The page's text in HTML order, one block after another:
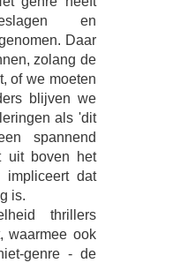
en
Daar
zolang de
of we moeten
blijven we
als 'dit
spannend
uit boven het
impliceert dat
is.
thrillers
waarmee ook
genre - de